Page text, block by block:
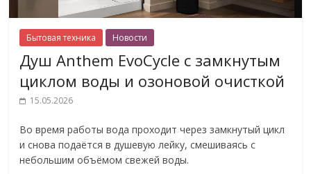
Бытовая техника Новости
Душ Anthem EvoCycle с замкнутым
циклом воды и озоновой очисткой
15.05.2026
Во время работы вода проходит через замкнутый цикл
и снова подаётся в душевую лейку, смешиваясь с
небольшим объёмом свежей воды.